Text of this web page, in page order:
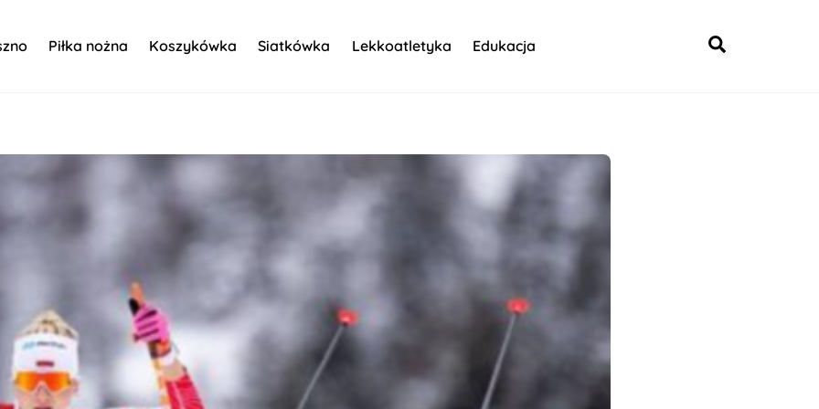
Piłka nożna Koszykówka Siatkówka Lekkoatletyka Edukacja